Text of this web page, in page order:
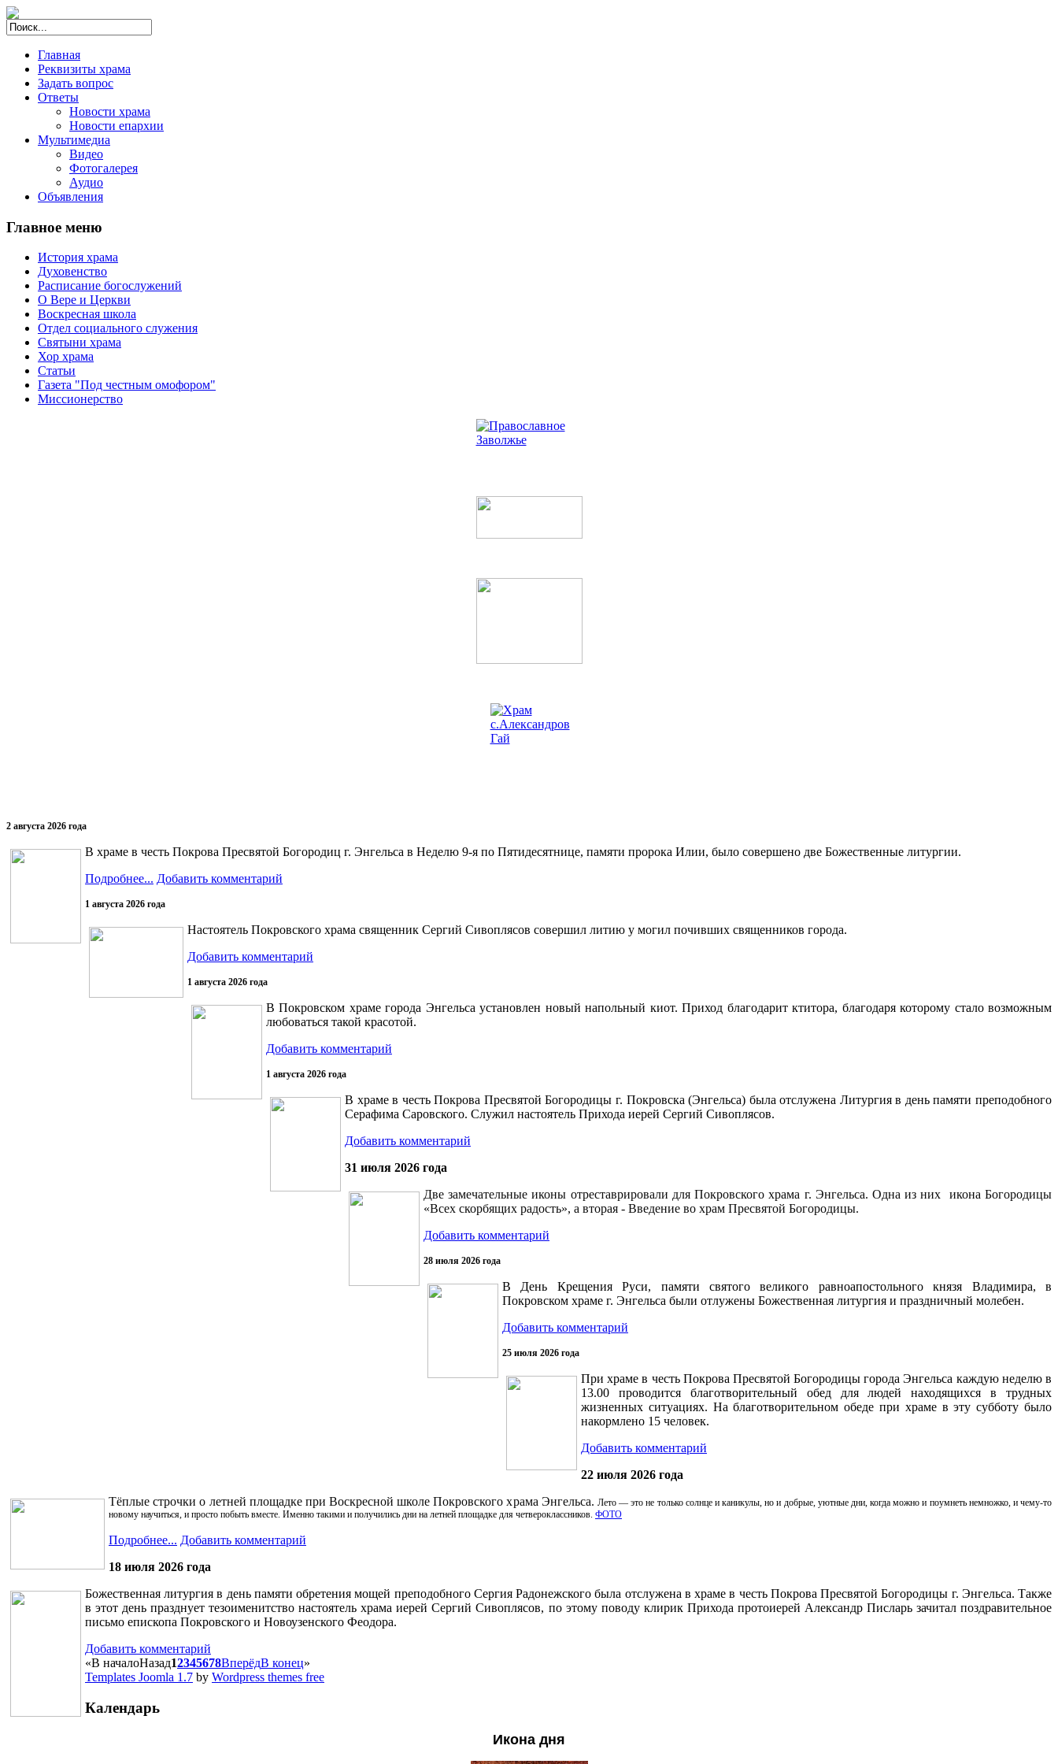
Главная
Реквизиты храма
Задать вопрос
Ответы
Новости храма
Новости епархии
Мультимедиа
Видео
Фотогалерея
Аудио
Объявления
Главное меню
История храма
Духовенство
Расписание богослужений
О Вере и Церкви
Воскресная школа
Отдел социального служения
Святыни храма
Хор храма
Статьи
Газета "Под честным омофором"
Миссионерство
2 августа 2026 года
В храме в честь Покрова Пресвятой Богородиц г. Энгельса в Неделю 9-я по Пятидесятнице, памяти пророка Илии, было совершено две Божественные литургии.
Подробнее... Добавить комментарий
1 августа 2026 года
Настоятель Покровского храма священник Сергий Сивоплясов совершил литию у могил почивших священников города.
Добавить комментарий
1 августа 2026 года
В Покровском храме города Энгельса установлен новый напольный киот. Приход благодарит ктитора, благодаря которому стало возможным
любоваться такой красотой.
Добавить комментарий
1 августа 2026 года
В храме в честь Покрова Пресвятой Богородицы г. Покровска (Энгельса) была отслужена Литургия в день памяти преподобного
Серафима Саровского. Служил настоятель Прихода иерей Сергий Сивоплясов.
Добавить комментарий
31 июля 2026 года
Две замечательные иконы отреставрировали для Покровского храма г. Энгельса. Одна из них икона Богородицы
«Всех скорбящих радость», а вторая - Введение во храм Пресвятой Богородицы.
Добавить комментарий
28 июля 2026 года
В День Крещения Руси, памяти святого великого равноапостольного князя Владимира, в
Покровском храме г. Энгельса были отлужены Божественная литургия и праздничный молебен.
Добавить комментарий
25 июля 2026 года
При храме в честь Покрова Пресвятой Богородицы города Энгельса каждую неделю в
13.00 проводится благотворительный обед для людей находящихся в трудных
жизненных ситуациях. На благотворительном обеде при храме в эту субботу было
накормлено 15 человек.
Добавить комментарий
22 июля 2026 года
Тёплые строчки о летней площадке при Воскресной школе Покровского храма Энгельса. Лето — это не только солнце и каникулы, но и добрые, уютные дни, когда можно и поумнеть немножко, и чему-то
новому научиться, и просто побыть вместе. Именно такими и получились дни на летней площадке для четвероклассников. ФОТО
Подробнее... Добавить комментарий
18 июля 2026 года
Божественная литургия в день памяти обретения мощей преподобного Сергия Радонежского была отслужена в храме в честь Покрова Пресвятой Богородицы г. Энгельса. Также
в этот день празднует тезоименитство настоятель храма иерей Сергий Сивоплясов, по этому поводу клирик Прихода протоиерей Александр Писларь зачитал поздравительное
письмо епископа Покровского и Новоузенского Феодора.
Добавить комментарий
«В началоНазад12345678ВперёдВ конец»
Templates Joomla 1.7 by Wordpress themes free
Календарь
Икона дня